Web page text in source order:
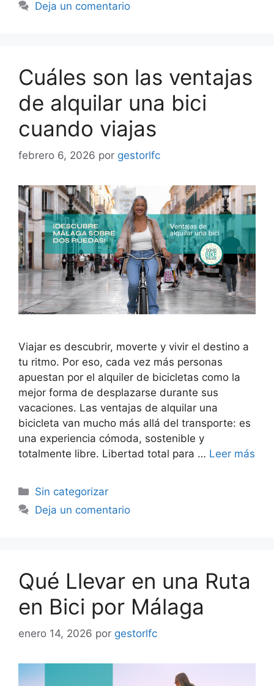
Deja un comentario
Cuáles son las ventajas
de alquilar una bici
cuando viajas
febrero 6, 2026 por gestorlfc
Viajar es descubrir, moverte y vivir el destino a
tu ritmo. Por eso, cada vez más personas
apuestan por el alquiler de bicicletas como la
mejor forma de desplazarse durante sus
vacaciones. Las ventajas de alquilar una
bicicleta van mucho más allá del transporte: es
una experiencia cómoda, sostenible y
totalmente libre. Libertad total para … Leer más
Sin categorizar
Deja un comentario
Qué Llevar en una Ruta
en Bici por Málaga
enero 14, 2026 por gestorlfc